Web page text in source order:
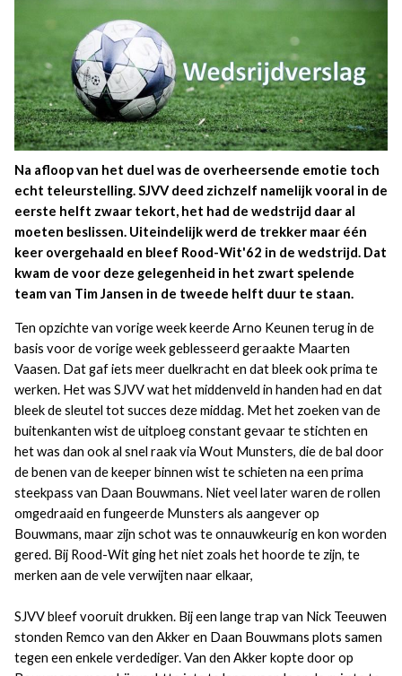
Na afloop van het duel was de overheersende emotie toch
echt teleurstelling. SJVV deed zichzelf namelijk vooral in de
eerste helft zwaar tekort, het had de wedstrijd daar al
moeten beslissen. Uiteindelijk werd de trekker maar één
keer overgehaald en bleef Rood-Wit'62 in de wedstrijd. Dat
kwam de voor deze gelegenheid in het zwart spelende
team van Tim Jansen in de tweede helft duur te staan.
Ten opzichte van vorige week keerde Arno Keunen terug in de
basis voor de vorige week geblesseerd geraakte Maarten
Vaasen. Dat gaf iets meer duelkracht en dat bleek ook prima te
werken. Het was SJVV wat het middenveld in handen had en dat
bleek de sleutel tot succes deze middag. Met het zoeken van de
buitenkanten wist de uitploeg constant gevaar te stichten en
het was dan ook al snel raak via Wout Munsters, die de bal door
de benen van de keeper binnen wist te schieten na een prima
steekpass van Daan Bouwmans. Niet veel later waren de rollen
omgedraaid en fungeerde Munsters als aangever op
Bouwmans, maar zijn schot was te onnauwkeurig en kon worden
gered. Bij Rood-Wit ging het niet zoals het hoorde te zijn, te
merken aan de vele verwijten naar elkaar,
SJVV bleef vooruit drukken. Bij een lange trap van Nick Teeuwen
stonden Remco van den Akker en Daan Bouwmans plots samen
tegen een enkele verdediger. Van den Akker kopte door op